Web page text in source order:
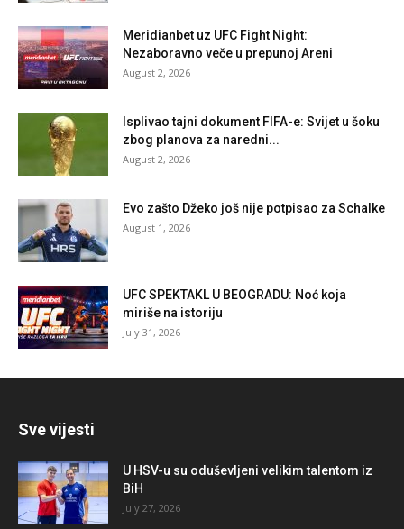
Meridianbet uz UFC Fight Night:
Nezaboravno veče u prepunoj Areni
August 2, 2026
Isplivao tajni dokument FIFA-e: Svijet u šoku
zbog planova za naredni...
August 2, 2026
Evo zašto Džeko još nije potpisao za Schalke
August 1, 2026
UFC SPEKTAKL U BEOGRADU: Noć koja
miriše na istoriju
July 31, 2026
Sve vijesti
U HSV-u su oduševljeni velikim talentom iz
BiH
July 27, 2026